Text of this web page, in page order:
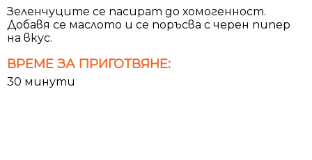
Зеленчуците се пасират до хомогенност.
Добавя се маслото и се поръсва с черен пипер
на вкус.
ВРЕМЕ ЗА ПРИГОТВЯНЕ:
30 минути